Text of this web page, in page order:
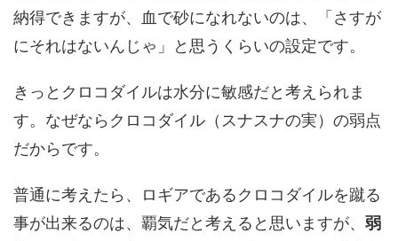
納得できますが、血で砂になれないのは、「さすが
にそれはないんじゃ」と思うくらいの設定です。
きっとクロコダイルは水分に敏感だと考えられま
す。なぜならクロコダイル（スナスナの実）の弱点
だからです。
普通に考えたら、ロギアであるクロコダイルを蹴る
事が出来るのは、覇気だと考えると思いますが、 弱